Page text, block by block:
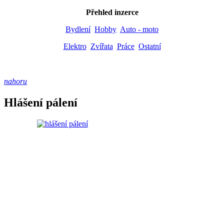
Přehled inzerce
Bydlení Hobby Auto - moto
Elektro Zvířata Práce Ostatní
nahoru
Hlášení pálení